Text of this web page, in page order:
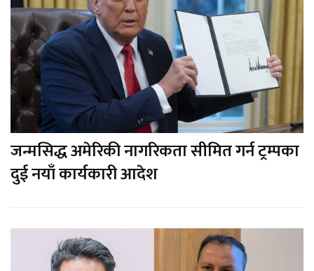
जन्मसिद्ध अमेरिकी नागरिकता सीमित गर्न ट्रम्पका
दुई नयाँ कार्यकारी आदेश